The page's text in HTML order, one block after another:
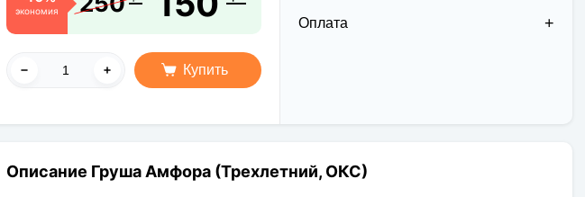
экономия
Купить
осуществляется двумя курьерскими
службами:
Оплата
Описание Груша Амфора (Трехлетний, ОКС)